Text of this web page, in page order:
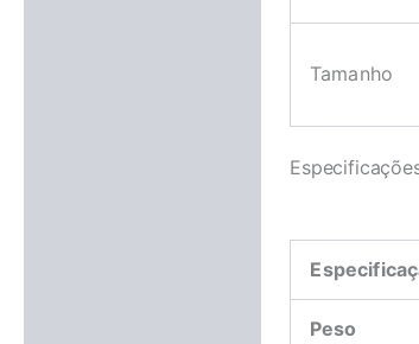
Tamanho
Peso